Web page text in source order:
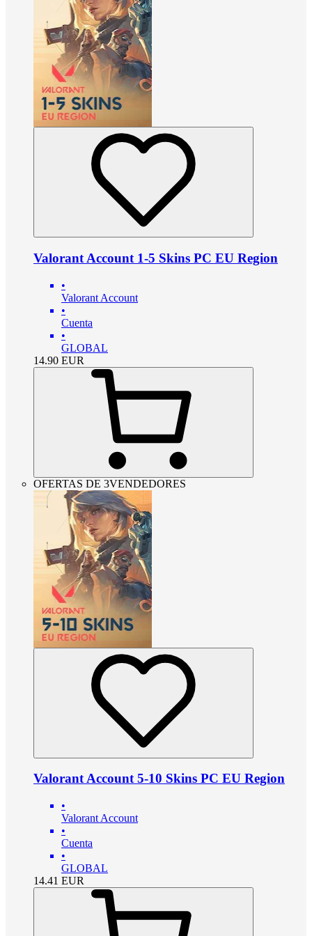
Valorant Account 1-5 Skins PC EU Region
•
Valorant Account
•
Cuenta
•
GLOBAL
14.90 EUR
OFERTAS DE 3VENDEDORES
Valorant Account 5-10 Skins PC EU Region
•
Valorant Account
•
Cuenta
•
GLOBAL
14.41 EUR